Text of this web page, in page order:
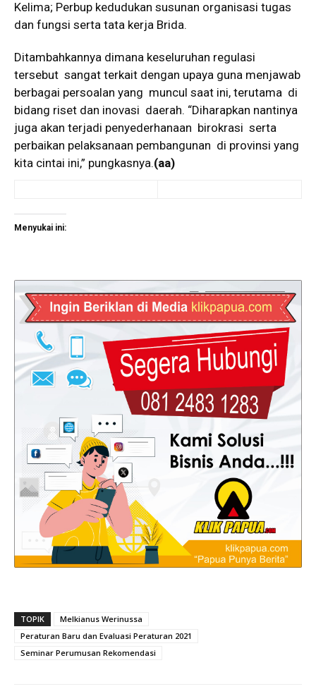
Kelima; Perbup kedudukan susunan organisasi tugas
dan fungsi serta tata kerja Brida.
Ditambahkannya dimana keseluruhan regulasi
tersebut sangat terkait dengan upaya guna menjawab
berbagai persoalan yang muncul saat ini, terutama di
bidang riset dan inovasi daerah. “Diharapkan nantinya
juga akan terjadi penyederhanaan birokrasi serta
perbaikan pelaksanaan pembangunan di provinsi yang
kita cintai ini,” pungkasnya.(aa)
Menyukai ini:
TOPIK
Melkianus Werinussa
Peraturan Baru dan Evaluasi Peraturan 2021
Seminar Perumusan Rekomendasi